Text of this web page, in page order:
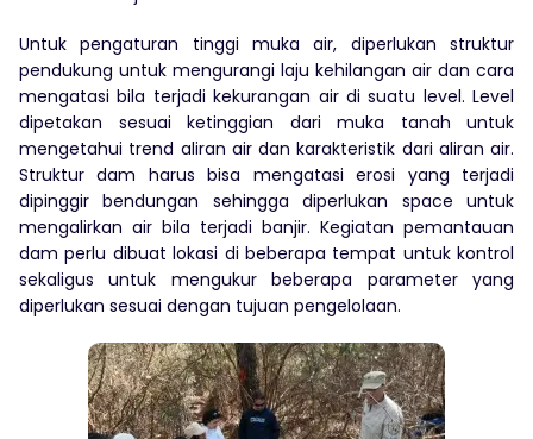
Untuk pengaturan tinggi muka air, diperlukan struktur
pendukung untuk mengurangi laju kehilangan air dan cara
mengatasi bila terjadi kekurangan air di suatu level. Level
dipetakan sesuai ketinggian dari muka tanah untuk
mengetahui trend aliran air dan karakteristik dari aliran air.
Struktur dam harus bisa mengatasi erosi yang terjadi
dipinggir bendungan sehingga diperlukan space untuk
mengalirkan air bila terjadi banjir. Kegiatan pemantauan
dam perlu dibuat lokasi di beberapa tempat untuk kontrol
sekaligus untuk mengukur beberapa parameter yang
diperlukan sesuai dengan tujuan pengelolaan.